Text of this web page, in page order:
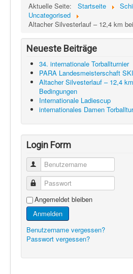
Aktuelle Seite: Startseite
Uncategorised
Altacher Silvesterlauf – 12,4 km
Neueste Beiträge
34. internationale Torballturnier
PARA Landesmeisterschaft
Altacher Silvesterlauf – 12,4
Bedingungen
Internationale Ladiescup
internationales Damen
Login Form
Benutzername
Passwort
Angemeldet bleiben
Anmelden
Benutzername vergessen?
Passwort vergessen?